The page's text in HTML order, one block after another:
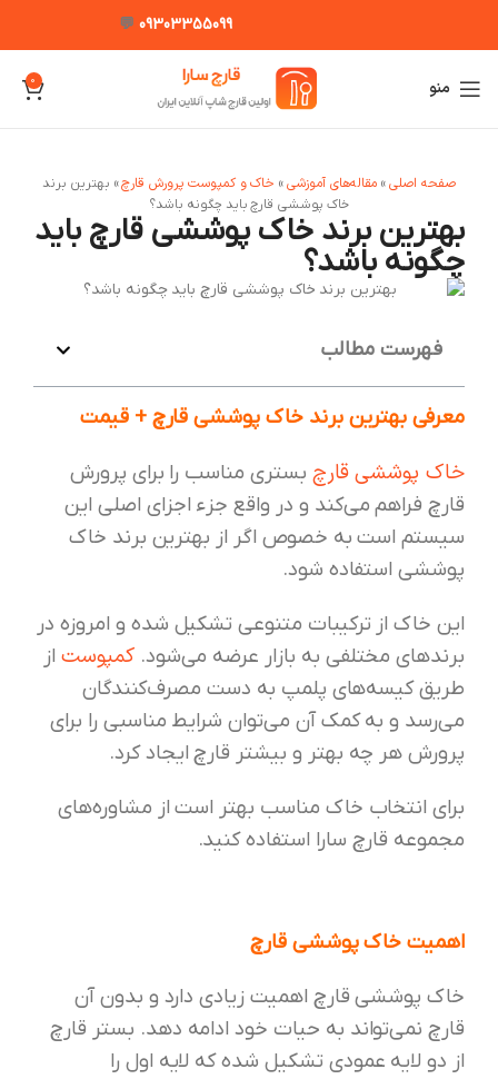
09303355099
💬
منو 0
صفحه اصلی» مقاله‌های آموزشی» خاک و کمپوست پرورش قارچ» بهترین برند
خاک پوششی قارچ باید چگونه باشد؟
بهترین برند خاک پوششی قارچ باید
چگونه باشد؟
فهرست مطالب
معرفی بهترین برند خاک پوششی قارچ + قیمت
خاک پوششی قارچ بستری مناسب را برای پرورش
قارچ فراهم می‌کند و در واقع جزء اجزای اصلی این
سیستم است به خصوص اگر از بهترین برند خاک
پوششی استفاده شود.
این خاک از ترکیبات متنوعی تشکیل شده و امروزه در
برندهای مختلفی به بازار عرضه می‌شود.کمپوستاز
طریق کیسه‌های پلمپ به دست مصرف‌کنندگان
می‌رسد و به کمک آن می‌توان شرایط مناسبی را برای
پرورش هر چه بهتر و بیشتر قارچ ایجاد کرد.
برای انتخاب خاک مناسب بهتر است از مشاوره‌های
مجموعه قارچ سارا استفاده کنید.
اهمیت خاک پوششی قارچ
خاک پوششی قارچ اهمیت زیادی دارد و بدون آن
قارچ نمی‌تواند به حیات خود ادامه دهد. بستر قارچ
از دو لايه عمودی تشکیل شده که لايه اول را